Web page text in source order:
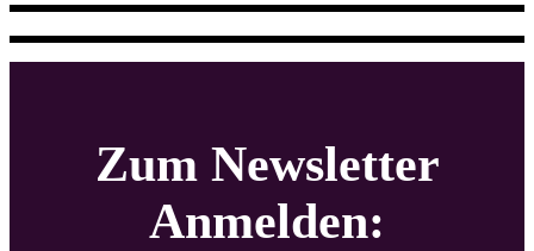
Zum Newsletter
Anmelden: